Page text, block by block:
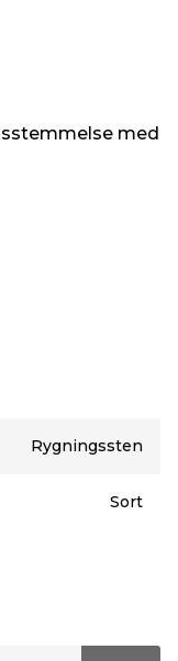
med
Rygningssten
Sort